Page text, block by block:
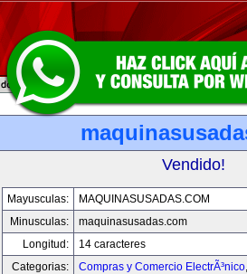
Vendido!
Mayusculas:
MAQUINASUSADAS.COM
Minusculas:
maquinasusadas.com
Longitud:
14 caracteres
Categorias:
Compras y Comercio ElectrÃ³nico